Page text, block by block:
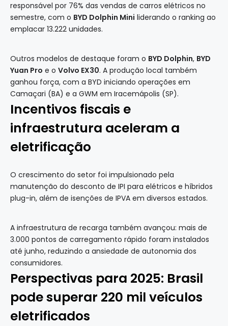
responsável por 76% das vendas de carros elétricos no
semestre, com o BYD Dolphin Mini liderando o ranking ao
emplacar 13.222 unidades.
Outros modelos de destaque foram o BYD Dolphin, BYD
Yuan Pro e o Volvo EX30. A produção local também
ganhou força, com a BYD iniciando operações em
Camaçari (BA) e a GWM em Iracemápolis (SP).
Incentivos fiscais e
infraestrutura aceleram a
eletrificação
O crescimento do setor foi impulsionado pela
manutenção do desconto de IPI para elétricos e híbridos
plug-in, além de isenções de IPVA em diversos estados.
A infraestrutura de recarga também avançou: mais de
3.000 pontos de carregamento rápido foram instalados
até junho, reduzindo a ansiedade de autonomia dos
consumidores.
Perspectivas para 2025: Brasil
pode superar 220 mil veículos
eletrificados